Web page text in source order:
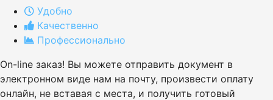
Удобно
Качественно
Профессионально
On-line заказ! Вы можете отправить документ в
электронном виде нам на почту, произвести оплату
онлайн, не вставая с места, и получить готовый